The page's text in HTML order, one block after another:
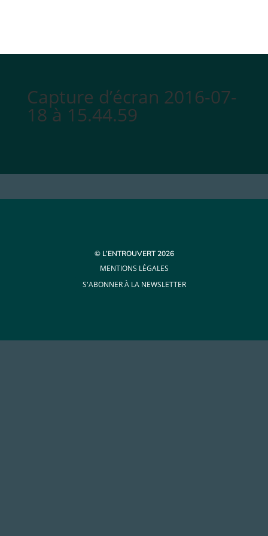
Capture d’écran 2016-07-
18 à 15.44.59
© L’ENTROUVERT 2026
MENTIONS LÉGALES
S'ABONNER À LA NEWSLETTER